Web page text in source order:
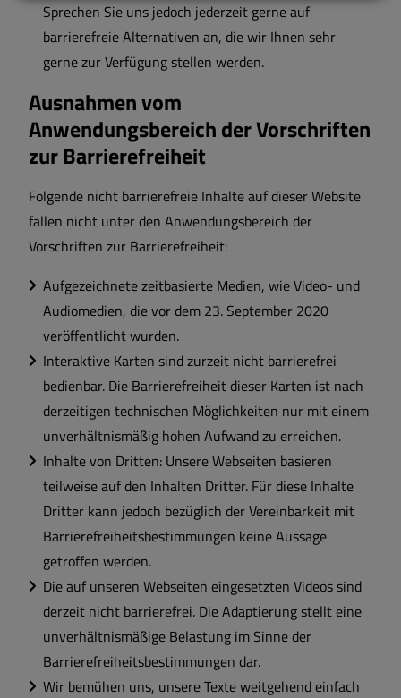
Sprechen Sie uns jedoch jederzeit gerne auf
barrierefreie Alternativen an, die wir Ihnen sehr
gerne zur Verfügung stellen werden.
Ausnahmen vom
Anwendungsbereich der Vorschriften
zur Barrierefreiheit
Folgende nicht barrierefreie Inhalte auf dieser Website
fallen nicht unter den Anwendungsbereich der
Vorschriften zur Barrierefreiheit:
Aufgezeichnete zeitbasierte Medien, wie Video- und
Audiomedien, die vor dem 23. September 2020
veröffentlicht wurden.
Interaktive Karten sind zurzeit nicht barrierefrei
bedienbar. Die Barrierefreiheit dieser Karten ist nach
derzeitigen technischen Möglichkeiten nur mit einem
unverhältnismäßig hohen Aufwand zu erreichen.
Inhalte von Dritten: Unsere Webseiten basieren
teilweise auf den Inhalten Dritter. Für diese Inhalte
Dritter kann jedoch bezüglich der Vereinbarkeit mit
Barrierefreiheitsbestimmungen keine Aussage
getroffen werden.
Die auf unseren Webseiten eingesetzten Videos sind
derzeit nicht barrierefrei. Die Adaptierung stellt eine
unverhältnismäßige Belastung im Sinne der
Barrierefreiheitsbestimmungen dar.
Wir bemühen uns, unsere Texte weitgehend einfach